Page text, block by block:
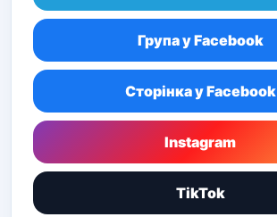
Група у Facebook
Сторінка у Facebook
Instagram
TikTok